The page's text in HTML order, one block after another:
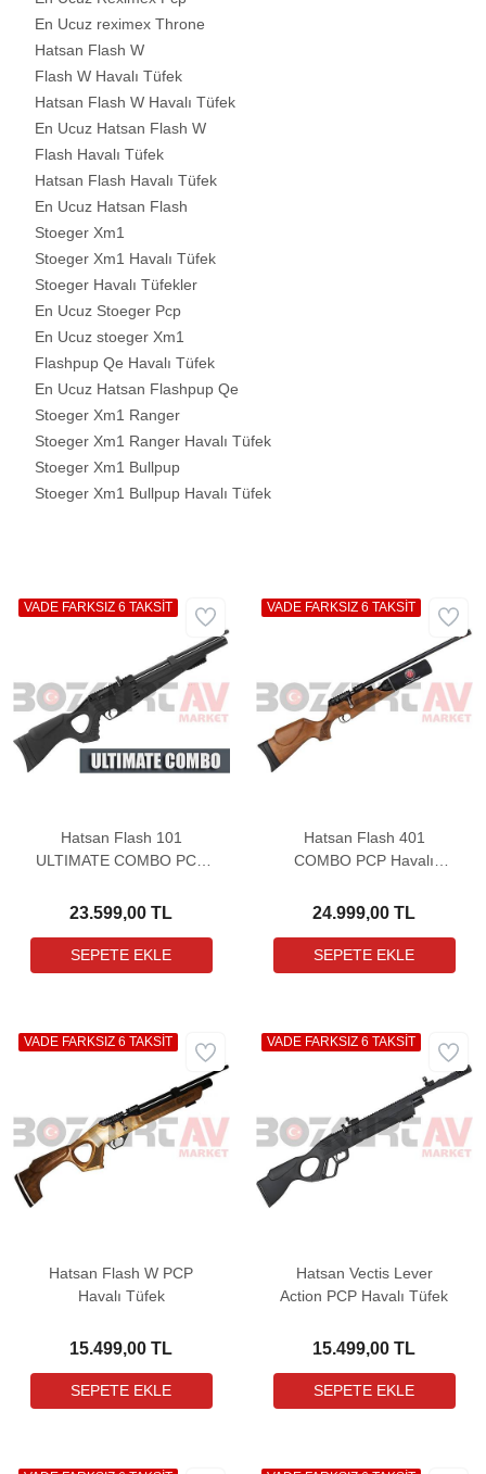
En Ucuz reximex Throne
Hatsan Flash W
Flash W Havalı Tüfek
Hatsan Flash W Havalı Tüfek
En Ucuz Hatsan Flash W
Flash Havalı Tüfek
Hatsan Flash Havalı Tüfek
En Ucuz Hatsan Flash
Stoeger Xm1
Stoeger Xm1 Havalı Tüfek
Stoeger Havalı Tüfekler
En Ucuz Stoeger Pcp
En Ucuz stoeger Xm1
Flashpup Qe Havalı Tüfek
En Ucuz Hatsan Flashpup Qe
Stoeger Xm1 Ranger
Stoeger Xm1 Ranger Havalı Tüfek
Stoeger Xm1 Bullpup
Stoeger Xm1 Bullpup Havalı Tüfek
Hatsan Flash 101
ULTIMATE COMBO PCP
Dürbün Hediyeli)
23.599,00 TL
VADE FARKSIZ 6 TAKSİT
Hatsan Flash 401
COMBO PCP Havalı
Hediyeli)
24.999,00 TL
VADE FARKSIZ 6 TAKSİT
Hatsan Flash W PCP
Havalı Tüfek
15.499,00 TL
VADE FARKSIZ 6 TAKSİT
Hatsan Vectis Lever
Action PCP Havalı Tüfek
15.499,00 TL
VADE FARKSIZ 6 TAKSİT